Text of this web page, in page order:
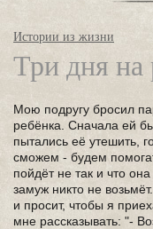
Истории из жизни
Три дня на
Мою подругу бросил
ребёнка. Сначала ей
пытались её утешить,
сможем - будем
пойдёт не так и что
замуж никто не
и просит, чтобы я
мне рассказывать: "-